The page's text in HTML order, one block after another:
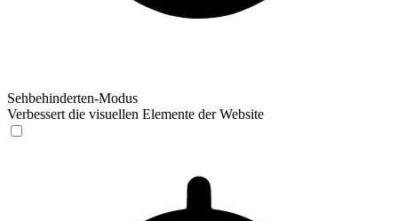
Sehbehinderten-Modus
Verbessert die visuellen Elemente der Website